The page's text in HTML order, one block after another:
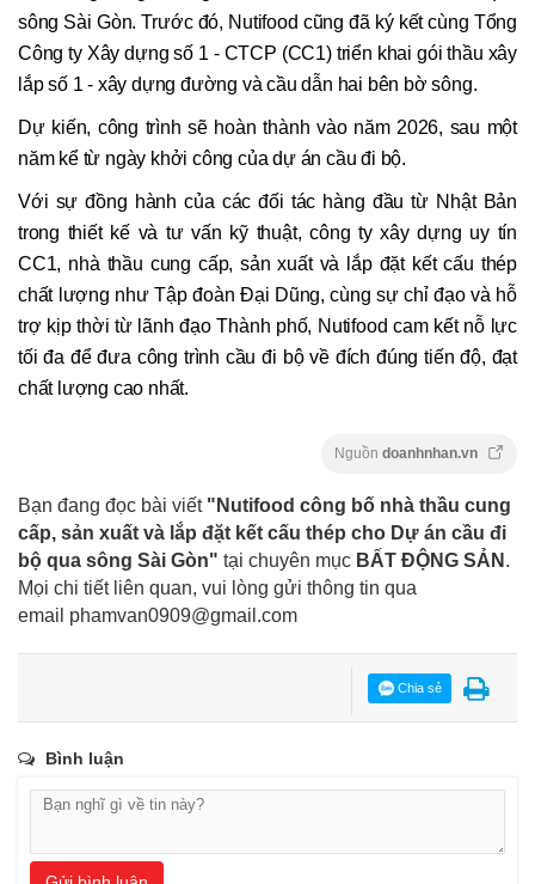
sông Sài Gòn. Trước đó, Nutifood cũng đã ký kết cùng Tổng
Công ty Xây dựng số 1 - CTCP (CC1) triển khai gói thầu xây
lắp số 1 - xây dựng đường và cầu dẫn hai bên bờ sông.
Dự kiến, công trình sẽ hoàn thành vào năm 2026, sau một
năm kể từ ngày khởi công của dự án cầu đi bộ.
Với sự đồng hành của các đối tác hàng đầu từ Nhật Bản
trong thiết kế và tư vấn kỹ thuật, công ty xây dựng uy tín
CC1, nhà thầu cung cấp, sản xuất và lắp đặt kết cấu thép
chất lượng như Tập đoàn Đại Dũng, cùng sự chỉ đạo và hỗ
trợ kịp thời từ lãnh đạo Thành phố, Nutifood cam kết nỗ lực
tối đa để đưa công trình cầu đi bộ về đích đúng tiến độ, đạt
chất lượng cao nhất.
Nguồn doanhnhan.vn
Bạn đang đọc bài viết "Nutifood công bố nhà thầu cung
cấp, sản xuất và lắp đặt kết cấu thép cho Dự án cầu đi
bộ qua sông Sài Gòn" tại chuyên mục BẤT ĐỘNG SẢN .
Mọi chi tiết liên quan, vui lòng gửi thông tin qua
email phamvan0909@gmail.com
Chia sẻ
Bình luận